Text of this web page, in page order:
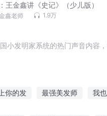
王金鑫讲《史记》（少儿版）
鑫老师 1.9万
小发明家系统的热门声音内容
你的发 最强美发师 我